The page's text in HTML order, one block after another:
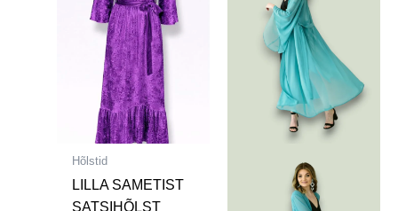
Hõlstid
LILLA SAMETIST
SATSIHÕLST